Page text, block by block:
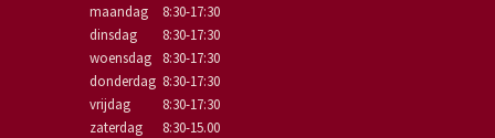
maandag
8:30-17:30
dinsdag
8:30-17:30
woensdag
8:30-17:30
donderdag 8:30-17:30
vrijdag
8:30-17:30
zaterdag
8:30-15.00